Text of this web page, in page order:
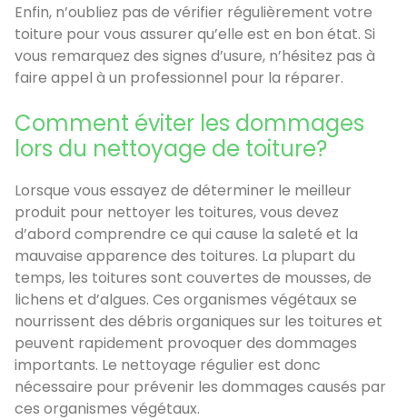
Enfin, n’oubliez pas de vérifier régulièrement votre
toiture pour vous assurer qu’elle est en bon état. Si
vous remarquez des signes d’usure, n’hésitez pas à
faire appel à un professionnel pour la réparer.
Comment éviter les dommages
lors du nettoyage de toiture?
Lorsque vous essayez de déterminer le meilleur
produit pour nettoyer les toitures, vous devez
d’abord comprendre ce qui cause la saleté et la
mauvaise apparence des toitures. La plupart du
temps, les toitures sont couvertes de mousses, de
lichens et d’algues. Ces organismes végétaux se
nourrissent des débris organiques sur les toitures et
peuvent rapidement provoquer des dommages
importants. Le nettoyage régulier est donc
nécessaire pour prévenir les dommages causés par
ces organismes végétaux.